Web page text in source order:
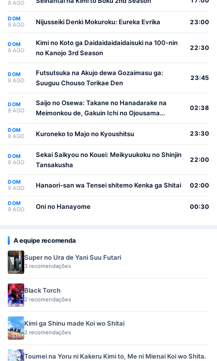
9 AGO
DOM
9 AGO Nijusseiki Denki Mokuroku: Eureka Evrika 23:00
DOM
9 AGO
Kimi no Koto ga Daidaidaidaidaisuki na 100-nin
no Kanojo 3rd Season
22:30
DOM
9 AGO
Futsutsuka na Akujo dewa Gozaimasu ga:
Suuguu Chouso Torikae Den
23:45
DOM
9 AGO
Saijo no Osewa: Takane no Hanadarake na
Meimonkou de, Gakuin Ichi no Ojousama
Osewa suru Koto ni Narimashita
02:38
DOM
9 AGO Kuroneko to Majo no Kyoushitsu 23:30
DOM
9 AGO
Sekai Saikyou no Kouei: Meikyuukoku no Shinjin
Tansakusha
22:00
DOM
9 AGO Hanaori-san wa Tensei shitemo Kenka ga Shitai 02:00
DOM
9 AGO Oni no Hanayome 00:30
A equipe recomenda
Super no Ura de Yani Suu Futari
3 recomendações
Black Torch
2 recomendações
Kimi ga Shinu made Koi wo Shitai
2 recomendações
Toumei na Yoru ni Kakeru Kimi to, Me ni Mienai Koi wo Shita.